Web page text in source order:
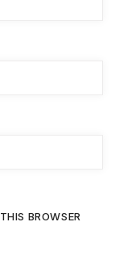
BROWSER